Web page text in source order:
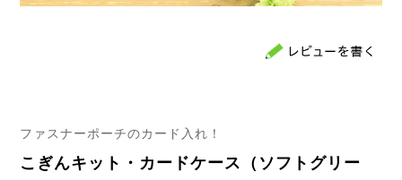
ファスナーポーチのカード入れ！
こぎんキット・カードケース（ソフトグリー